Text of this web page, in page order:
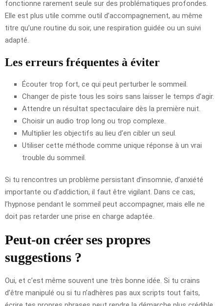
fonctionne rarement seule sur des problématiques profondes.
Elle est plus utile comme outil d’accompagnement, au même
titre qu’une routine du soir, une respiration guidée ou un suivi
adapté.
Les erreurs fréquentes à éviter
Écouter trop fort, ce qui peut perturber le sommeil.
Changer de piste tous les soirs sans laisser le temps d’agir.
Attendre un résultat spectaculaire dès la première nuit.
Choisir un audio trop long ou trop complexe.
Multiplier les objectifs au lieu d’en cibler un seul.
Utiliser cette méthode comme unique réponse à un vrai
trouble du sommeil.
Si tu rencontres un problème persistant d’insomnie, d’anxiété
importante ou d’addiction, il faut être vigilant. Dans ce cas,
l’hypnose pendant le sommeil peut accompagner, mais elle ne
doit pas retarder une prise en charge adaptée.
Peut-on créer ses propres
suggestions ?
Oui, et c’est même souvent une très bonne idée. Si tu crains
d’être manipulé ou si tu n’adhères pas aux scripts tout faits,